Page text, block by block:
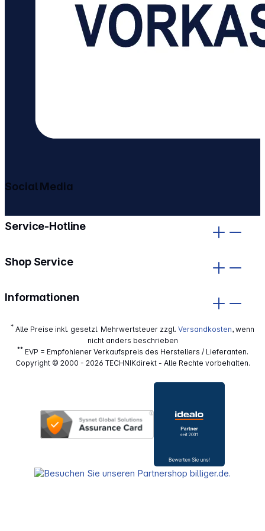
Service-Hotline
Shop Service
Informationen
Social Media
* Alle Preise inkl. gesetzl. Mehrwertsteuer zzgl. Versandkosten, wenn
nicht anders beschrieben
**EVP = Empfohlener Verkaufspreis des Herstellers / Lieferanten.
Copyright © 2000 - 2026 TECHNIKdirekt - Alle Rechte vorbehalten.